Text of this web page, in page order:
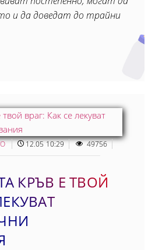
и да доведат до трайни
12.05 10:29
49756
КРЪВ Е ТВОЙ